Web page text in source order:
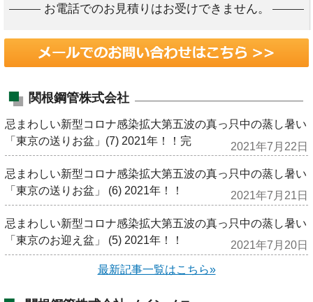
お電話でのお見積りはお受けできません。
関根鋼管株式会社
忌まわしい新型コロナ感染拡大第五波の真っ只中の蒸し暑い
「東京の送りお盆」(7) 2021年！！完
2021年7月22日
忌まわしい新型コロナ感染拡大第五波の真っ只中の蒸し暑い
「東京の送りお盆」 (6) 2021年！！
2021年7月21日
忌まわしい新型コロナ感染拡大第五波の真っ只中の蒸し暑い
「東京のお迎え盆」 (5) 2021年！！
2021年7月20日
最新記事一覧はこちら»